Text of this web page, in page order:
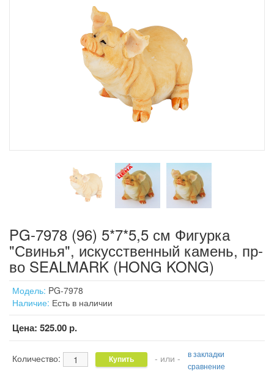
PG-7978 (96) 5*7*5,5 см Фигурка
"Свинья", искусственный камень, пр-
во SEALMARK (HONG KONG)
Модель: PG-7978
Наличие: Есть в наличии
Цена: 525.00 р.
Количество: - или -
в закладки
сравнение